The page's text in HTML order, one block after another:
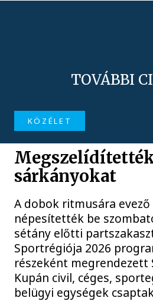
TOVÁBBI
KÖZÉLET
sárkányokat
A dobok ritmusára
népesítették be
sétány előtti
Sportrégiója 2026
részeként megrendezett
Kupán civil, céges,
belügyi egységek